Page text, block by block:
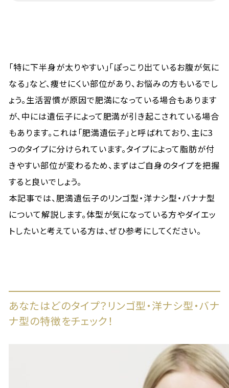
「特に下半身が太りやすい」「ぽっこり出ているお腹が気に
なる」など、痩せにくい部位があり、お悩みの方もいるでし
ょう。生活習慣が原因で肥満になっている場合もあります
が、中には遺伝子によって肥満が引き起こされている場合
もあります。これは「肥満遺伝子」と呼ばれており、主に3
つのタイプに分けられています。タイプによって脂肪が付
きやすい部位が変わるため、まずはご自身のタイプを把握
すると良いでしょう。
本記事では、肥満遺伝子のリンゴ型・洋ナシ型・バナナ型
について解説します。体型が気になっている方やダイエッ
トしたいと考えている方は、ぜひ参考にしてください。
あなたはどのタイプ？リンゴ型・洋ナシ型・バナ
ナ型の特徴をチェック！